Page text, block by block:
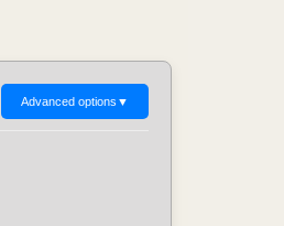
Advanced options ▼